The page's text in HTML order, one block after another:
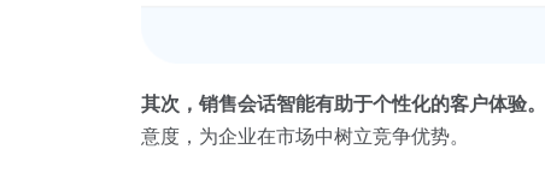
其次，销售会话智能有助于个性化的客户体验。
意度，为企业在市场中树立竞争优势。